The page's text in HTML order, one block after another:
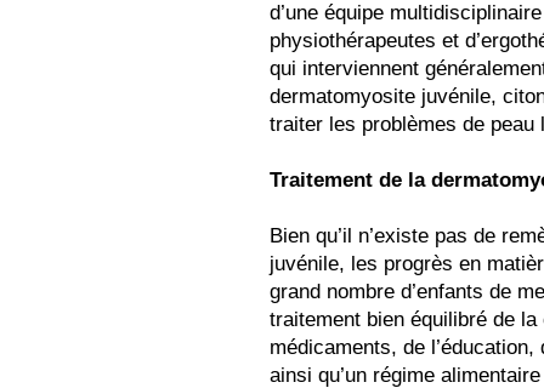
d’une équipe
physiothérapeutes et
qui interviennent
dermatomyosite juvénile,
traiter les problèmes de peau
Traitement de la
Bien qu’il n’existe pas de
juvénile, les progrès en
grand nombre d’enfants de
traitement bien équilibré de
médicaments, de
ainsi qu’un régime